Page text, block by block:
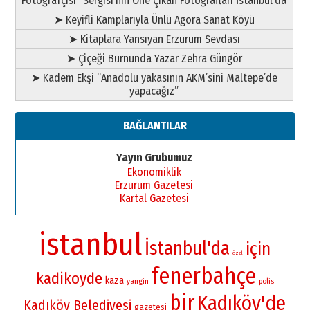
➤ Keyifli Kamplarıyla Ünlü Agora Sanat Köyü
➤ Kitaplara Yansıyan Erzurum Sevdası
➤ Çiçeği Burnunda Yazar Zehra Güngör
➤ Kadem Ekşi “Anadolu yakasının AKM’sini Maltepe’de
yapacağız”
BAĞLANTILAR
Yayın Grubumuz
Ekonomiklik
Erzurum Gazetesi
Kartal Gazetesi
istanbulİstanbul'da özel için
kadikoyde kaza yangin fenerbahçe polis
Kadıköy Belediyesi gazetesi birKadıköy'de